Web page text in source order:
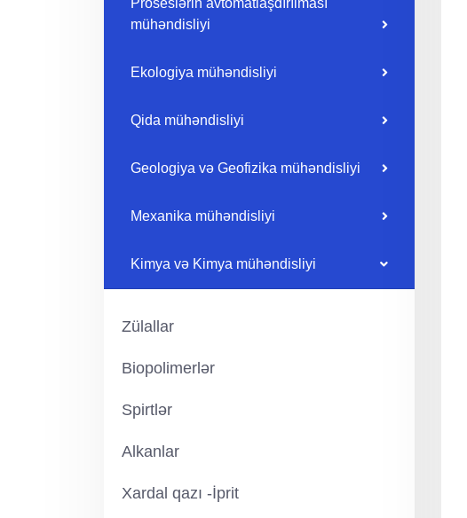
Proseslərin avtomatlaşdırılması
mühəndisliyi
Ekologiya mühəndisliyi
Qida mühəndisliyi
Geologiya və Geofizika mühəndisliyi
Mexanika mühəndisliyi
Kimya və Kimya mühəndisliyi
Zülallar
Biopolimerlər
Spirtlər
Alkanlar
Xardal qazı -İprit